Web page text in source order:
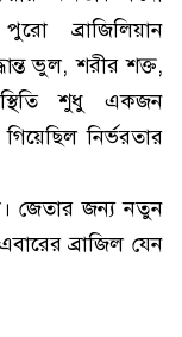
ব্রাজিলিয়ান
ভুল, শরীর শক্ত,
শুধু একজন
নির্ভরতার
জেতার জন্য নতুন
ব্রাজিল যেন